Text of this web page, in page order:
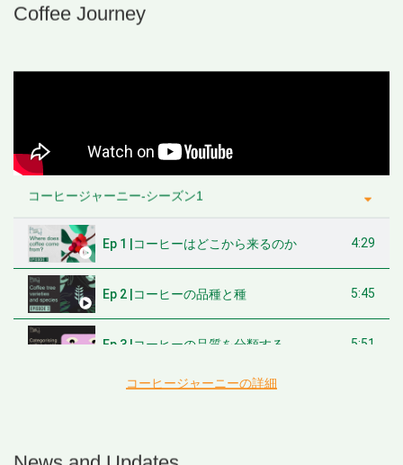
Coffee Journey
コーヒージャーニー-シーズン1
Ep 1 |コーヒーはどこから来るのか 4:29
Ep 2 |コーヒーの品種と種 5:45
Ep 3 |コーヒーの品質を分類する 5:51
コーヒージャーニーの詳細